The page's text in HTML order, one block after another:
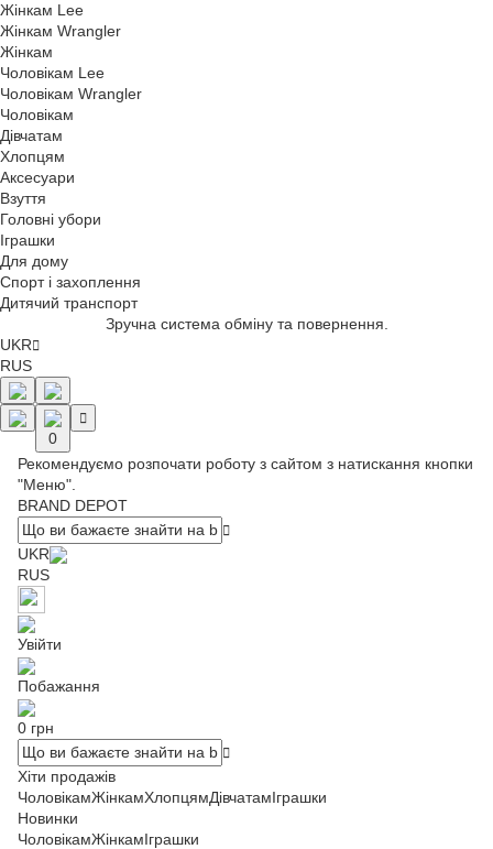
Жінкам Lee
Жінкам Wrangler
Жінкам
Чоловікам Lee
Чоловікам Wrangler
Чоловікам
Дівчатам
Хлопцям
Аксесуари
Взуття
Головні убори
Іграшки
Для дому
Спорт і захоплення
Дитячий транспорт
Зручна система обміну та повернення.
UKR
RUS
0
Рекомендуємо розпочати роботу з сайтом з натискання кнопки
"Меню".
BRAND DEPOT
UKR
RUS
Увійти
Побажання
0 грн
Хіти продажів
ЧоловікамЖінкамХлопцямДівчатамІграшки
Новинки
ЧоловікамЖінкамІграшки